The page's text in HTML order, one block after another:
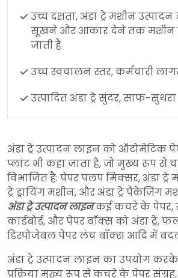
उच्च दक्षता, अंडा ट्रे मशीन
सूखने और आकार देने तक मशीन
जाती है
उच्च स्वचालन स्तर, कर्मचारी
उत्पादित अंडा ट्रे सुंदर, साफ-
अंडा ट्रे उत्पादन लाइन को ऑटोमेटिक
प्लांट भी कहा जाता है, जो मुख्य रूप से
विभाजित है: पेपर पलप मिक्सर, अंडा ट्रे
ट्रे ड्रायिंग मशीन, और अंडा ट्रे पैकेजिंग
अंडा ट्रे उत्पादन लाइनकई कचरे के पेपर,
कार्डबोर्ड, और पेपर बॉक्स को अंडा ट्रे,
डिस्पोजेबल पेपर लंच बॉक्स आदि में
अंडा ट्रे उत्पादन लाइन का उपयोग
प्रक्रिया मुख्य रूप से कचरे के पेपर